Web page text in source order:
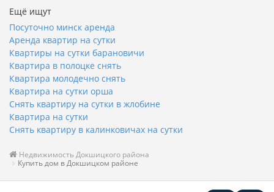
Ещё ищут
Посуточно минск аренда
Аренда квартир на сутки
Квартиры на сутки барановичи
Квартира в полоцке снять
Квартира молодечно снять
Квартира на сутки орша
Снять квартиру на сутки в жлобине
Квартира на сутки
Снять квартиру в калинковичах на сутки
Недвижимость Докшицкого района
Купить дом в Докшицком районе